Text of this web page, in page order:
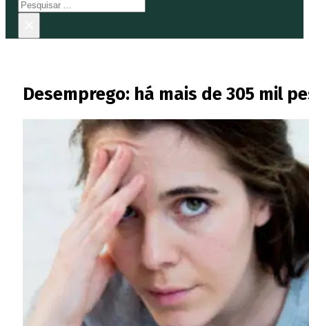
Desemprego: há mais de 305 mil